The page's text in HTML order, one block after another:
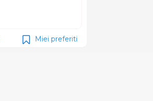
Miei preferiti